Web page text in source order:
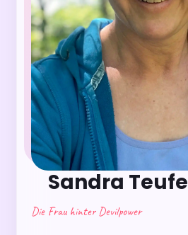
Sandra
Die Frau hinter Devilpower